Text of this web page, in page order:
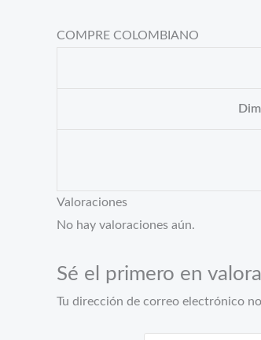
COMPRE COLOMBIANO
Valoraciones
No hay valoraciones aún.
Sé el primero en
Tu dirección de correo electrónico